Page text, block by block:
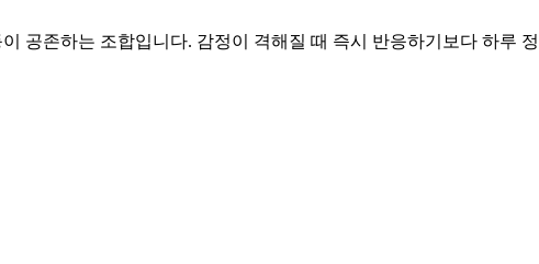
공존하는 조합입니다. 감정이 격해질 때 즉시 반응하기보다 하루